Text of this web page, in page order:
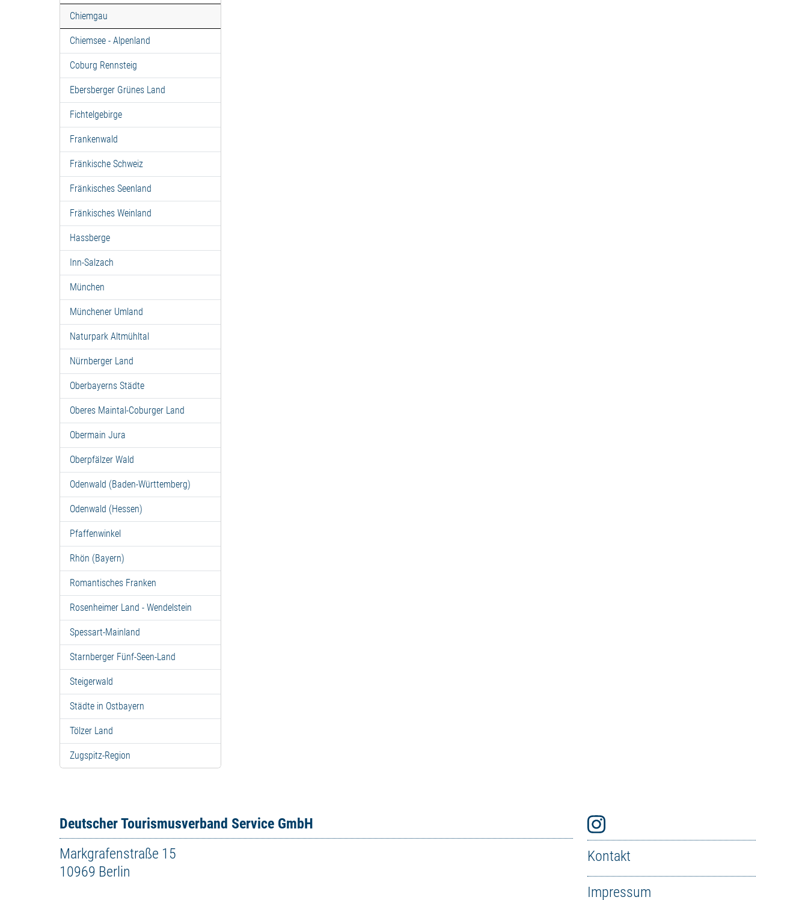
Chiemgau
Chiemsee - Alpenland
Coburg Rennsteig
Ebersberger Grünes Land
Fichtelgebirge
Frankenwald
Fränkische Schweiz
Fränkisches Seenland
Fränkisches Weinland
Hassberge
Inn-Salzach
München
Münchener Umland
Naturpark Altmühltal
Nürnberger Land
Oberbayerns Städte
Oberes Maintal-Coburger Land
Obermain Jura
Oberpfälzer Wald
Odenwald (Baden-Württemberg)
Odenwald (Hessen)
Pfaffenwinkel
Rhön (Bayern)
Romantisches Franken
Rosenheimer Land - Wendelstein
Spessart-Mainland
Starnberger Fünf-Seen-Land
Steigerwald
Städte in Ostbayern
Tölzer Land
Zugspitz-Region
Deutscher Tourismusverband Service GmbH
Markgrafenstraße 15
10969 Berlin
Kontakt
Impressum